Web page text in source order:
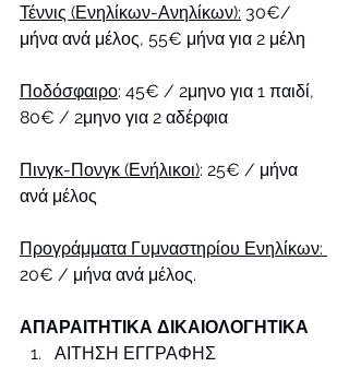
Τέννις (Ενηλίκων-Ανηλίκων): 30€/
μήνα ανά μέλος, 55€ μήνα για 2 μέλη
Ποδόσφαιρο: 45€ / 2μηνο για 1 παιδί,
80€ / 2μηνο για 2 αδέρφια
Πινγκ-Πονγκ (Ενήλικοι): 25€ / μήνα
ανά μέλος
Προγράμματα Γυμναστηρίου Ενηλίκων:
20€ / μήνα ανά μέλος.
ΑΠΑΡΑΙΤΗΤΙΚΑ ΔΙΚΑΙΟΛΟΓΗΤΙΚΑ
ΑΙΤΗΣΗ ΕΓΓΡΑΦΗΣ